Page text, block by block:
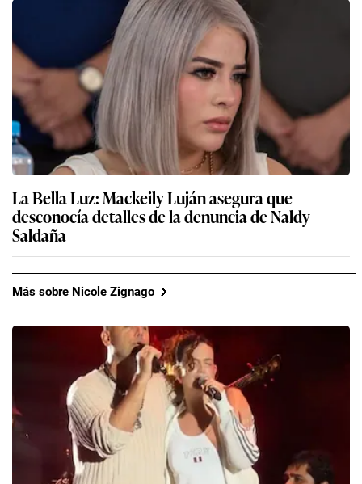
La Bella Luz: Mackeily Luján asegura que
desconocía detalles de la denuncia de Naldy
Saldaña
Más sobre Nicole Zignago